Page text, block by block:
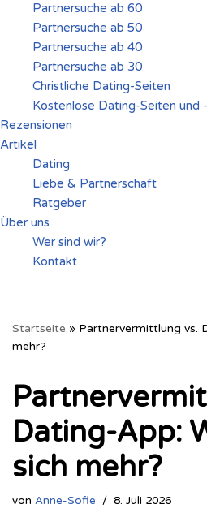
Partnersuche ab 60
Partnersuche ab 50
Partnersuche ab 40
Partnersuche ab 30
Christliche Dating-Seiten
Kostenlose Dating-Seiten und
Rezensionen
Artikel
Dating
Liebe & Partnerschaft
Ratgeber
Über uns
Wer sind wir?
Kontakt
Startseite » Partnervermittlung vs.
mehr?
Dating-App:
sich mehr?
von Anne-Sofie 8. Juli 2026